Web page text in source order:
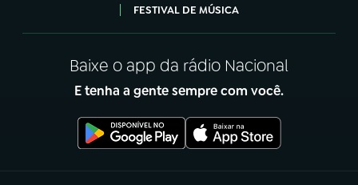
FESTIVAL DE MÚSICA
Baixe o app da rádio Nacional
E tenha a gente sempre com você.